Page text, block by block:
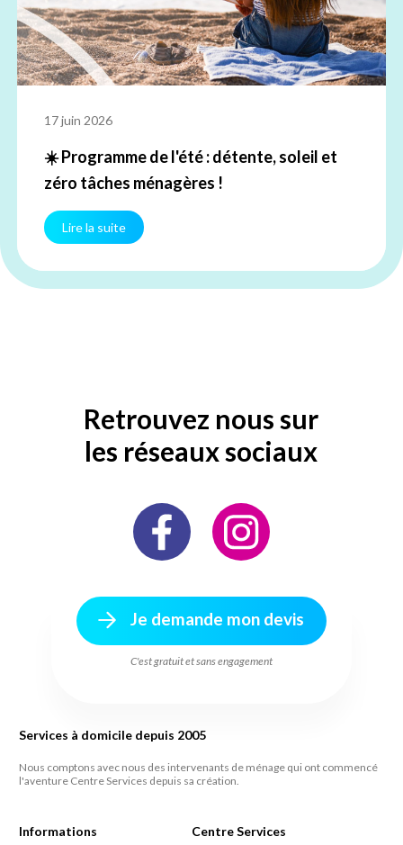
17 juin 2026
☀️ Programme de l'été : détente, soleil et
zéro tâches ménagères !
Lire la suite
Retrouvez nous sur
les réseaux sociaux
Je demande mon devis
C'est gratuit et sans engagement
Services à domicile depuis 2005
Nous comptons avec nous des intervenants de ménage qui ont commencé
l'aventure Centre Services depuis sa création.
Informations Centre Services